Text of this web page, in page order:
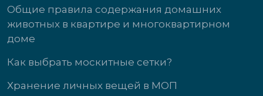
Общие правила содержания домашних
животных в квартире и многоквартирном
доме
Как выбрать москитные сетки?
Хранение личных вещей в МОП